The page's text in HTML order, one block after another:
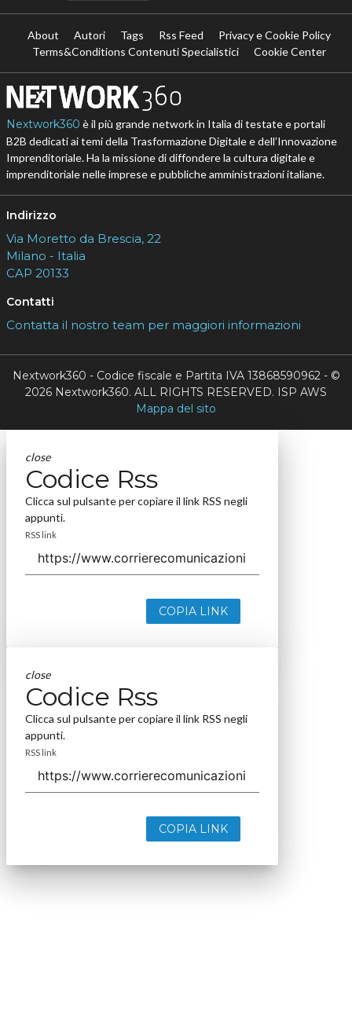
About Autori Tags Rss Feed
Privacy e Cookie Policy
Terms&Conditions Contenuti Specialistici
Cookie Center
Nextwork360 è il più grande network in Italia di testate e portali
B2B dedicati ai temi della Trasformazione Digitale e dell’Innovazione
Imprenditoriale. Ha la missione di diffondere la cultura digitale e
imprenditoriale nelle imprese e pubbliche amministrazioni italiane.
Indirizzo
Via Moretto da Brescia, 22
Milano - Italia
CAP 20133
Contatti
Contatta il nostro team per maggiori informazioni
Nextwork360 - Codice fiscale e Partita IVA 13868590962 - ©
2026 Nextwork360. ALL RIGHTS RESERVED. ISP AWS
Mappa del sito
close
Codice Rss
Clicca sul pulsante per copiare il link RSS negli
appunti.
RSS link
COPIA LINK
close
Codice Rss
Clicca sul pulsante per copiare il link RSS negli
appunti.
RSS link
COPIA LINK